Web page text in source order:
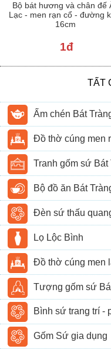
Bộ bát hương và chân đế
Lạc - men rạn cổ - đường
16cm
1đ
TẤT
Ấm chén Bát
Đồ thờ cúng men
Tranh gốm sứ Bát
Bộ đồ ăn Bát
Đèn sứ thấu
Lọ Lộc Bình
Đồ thờ cúng men
Tượng gốm sứ
Bình sứ trang trí -
Gốm Sứ gia dụng